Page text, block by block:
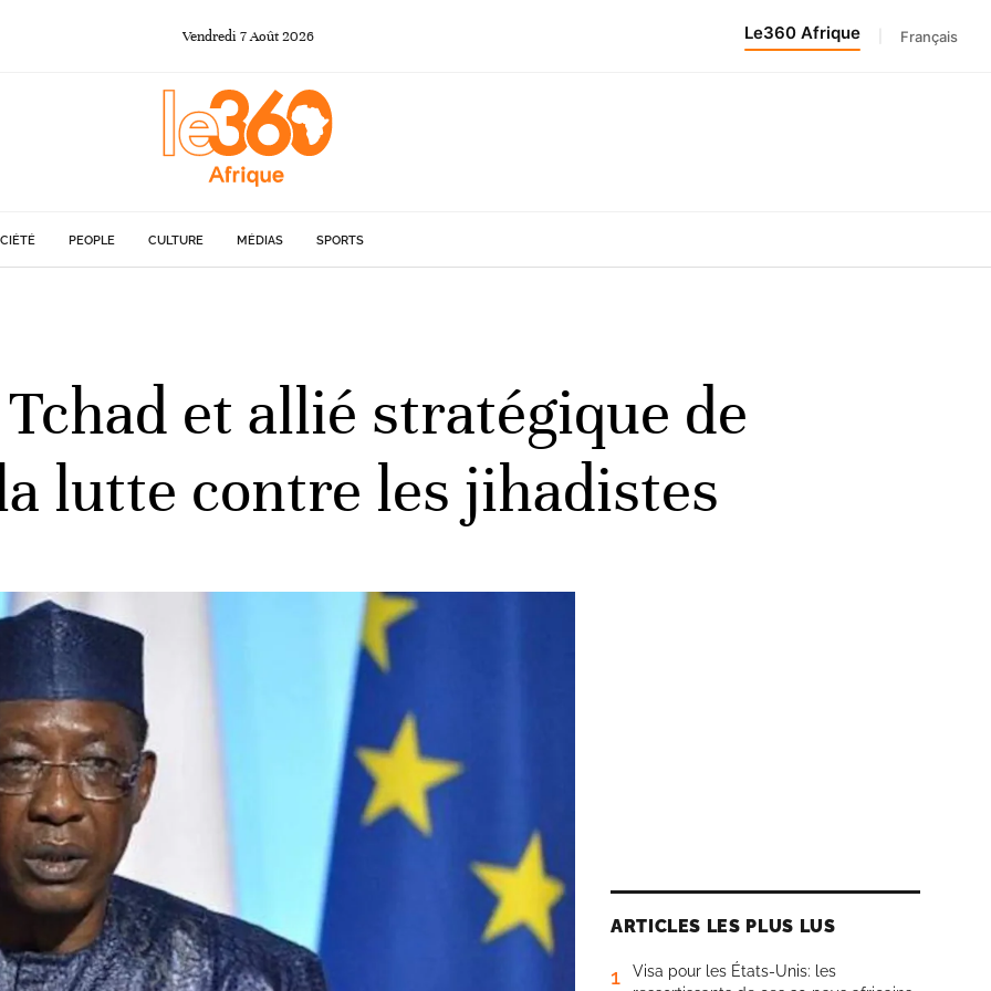
Vendredi 7Août 2026 Le360 Afrique Français
PEOPLE CULTURE MÉDIAS SPORTS
et allié stratégique de
lutte contre les jihadistes
ARTICLES LES PLUS LUS
1
Visa pour les États-Unis: les